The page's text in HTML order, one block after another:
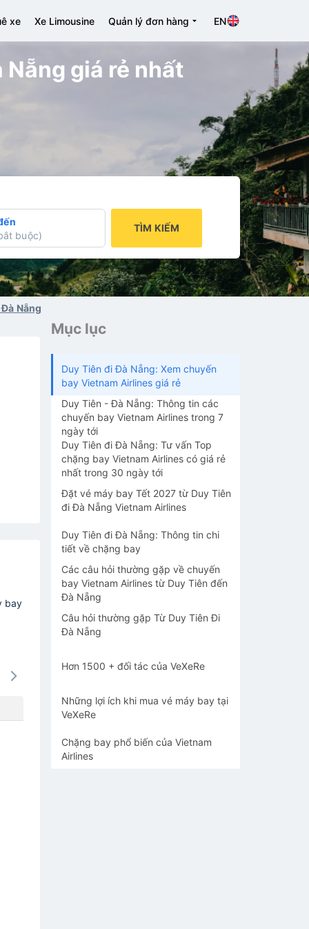
xe Xe Limousine Quản lý đơn hàng EN
giá rẻ nhất
buộc)
TÌM KIẾM
Nẵng
bay
17/08
18/08
Mục lục
Duy Tiên đi Đà Nẵng: Xem chuyến
bay Vietnam Airlines giá rẻ
Duy Tiên - Đà Nẵng: Thông tin các
chuyến bay Vietnam Airlines trong 7
ngày tới
Duy Tiên đi Đà Nẵng: Tư vấn Top
chặng bay Vietnam Airlines có giá rẻ
nhất trong 30 ngày tới
Đặt vé máy bay Tết 2027 từ Duy Tiên
đi Đà Nẵng Vietnam Airlines
Duy Tiên đi Đà Nẵng: Thông tin chi
tiết về chặng bay
Các câu hỏi thường gặp về chuyến
bay Vietnam Airlines từ Duy Tiên đến
Đà Nẵng
Câu hỏi thường gặp Từ Duy Tiên Đi
Đà Nẵng
Hơn 1500 + đối tác của VeXeRe
Những lợi ích khi mua vé máy bay tại
VeXeRe
Chặng bay phổ biến của Vietnam
Airlines